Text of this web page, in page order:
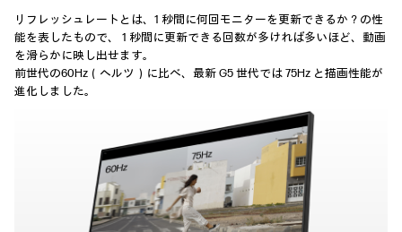
リフレッシュレートとは、1 秒間に何回モニターを更新できるか？の性
能を表したもので、
1 秒間に更新できる回数が多ければ多いほど、動画
を滑らかに映し出せます。
前世代の60Hz（ヘルツ）に比べ、最新 G5 世代では 75Hz と描画性能が
進化しました。